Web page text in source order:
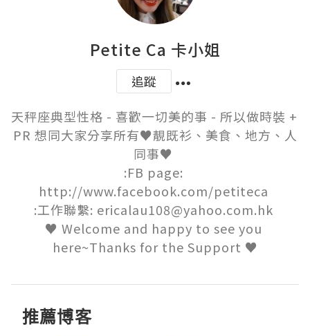
Petite Ca 卡小姐
追蹤
天秤座典型性格 - 喜歡一切美的事 - 所以做時裝 +
PR 想同大家分享所有♥靚既衫、美食、地方、人
同事♥
:FB page:
http://www.facebook.com/petiteca
:工作聯繫: ericalau108@yahoo.com.hk
♥ Welcome and happy to see you
here~Thanks for the Support ♥
推薦博客